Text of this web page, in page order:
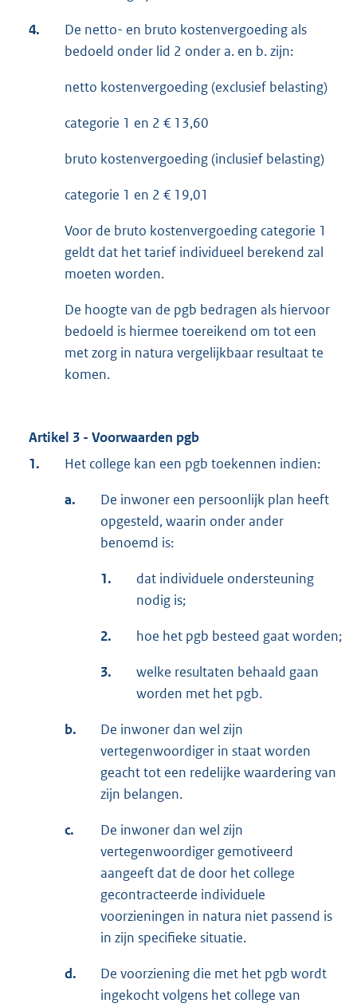
4.
De netto- en bruto kostenvergoeding als
bedoeld onder lid 2 onder a. en b. zijn:
netto kostenvergoeding (exclusief belasting)
categorie 1 en 2 € 13,60
bruto kostenvergoeding (inclusief belasting)
categorie 1 en 2 € 19,01
Voor de bruto kostenvergoeding categorie 1
geldt dat het tarief individueel berekend zal
moeten worden.
De hoogte van de pgb bedragen als hiervoor
bedoeld is hiermee toereikend om tot een
met zorg in natura vergelijkbaar resultaat te
komen.
Artikel 3 - Voorwaarden pgb
1.
Het college kan een pgb toekennen indien:
a.
De inwoner een persoonlijk plan heeft
opgesteld, waarin onder ander
benoemd is:
1.
dat individuele ondersteuning
nodig is;
2. hoe het pgb besteed gaat worden;
3.
welke resultaten behaald gaan
worden met het pgb.
b.
De inwoner dan wel zijn
vertegenwoordiger in staat worden
geacht tot een redelijke waardering van
zijn belangen.
c.
De inwoner dan wel zijn
vertegenwoordiger gemotiveerd
aangeeft dat de door het college
gecontracteerde individuele
voorzieningen in natura niet passend is
in zijn specifieke situatie.
d.
De voorziening die met het pgb wordt
ingekocht volgens het college van